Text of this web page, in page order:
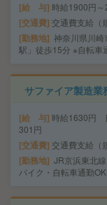
給 与 時給1900円
交通費 交通費支給（
勤務地 神奈川県川崎
駅」徒歩15分 ※自転
サファイア製造
給 与 時給1630円
301円
交通費 交通費支給（
勤務地 JR京浜東北
バイク・自転車通勤OK